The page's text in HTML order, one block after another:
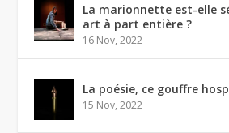
La marionnette est-elle
art à part entière ?
16 Nov, 2022
La poésie, ce gouffre
15 Nov, 2022